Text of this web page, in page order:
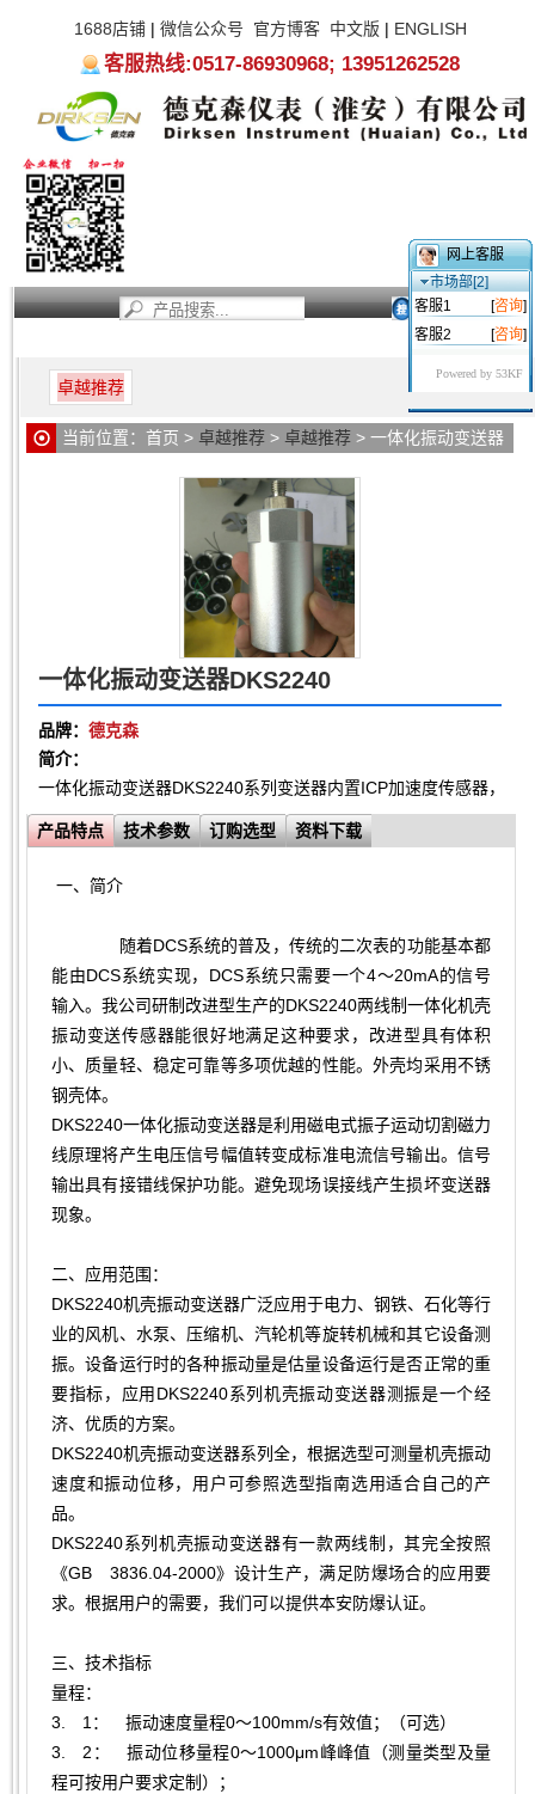
1688店铺| 微信公众号 官方博客 中文版 | ENGLISH
客服热线:0517-86930968; 13951262528
卓越推荐
当前位置： 首页 > 卓越推荐 > 卓越推荐 > 一体化振动变送器
一体化振动变送器DKS2240
品牌： 德克森
简介：
一体化振动变送器DKS2240系列变送器内置ICP加速度传感器，
产品特点 技术参数 订购选型 资料下载
一、 简介
随着DCS系统的普及，传统的二次表的功能基本都
能由DCS系统实现，DCS系统只需要一个4～20mA的信号
输入。我公司研制改进型生产的DKS2240两线制一体化机壳
振动变送传感器能很好地满足这种要求，改进型具有体积
小、质量轻、稳定可靠等多项优越的性能。外壳均采用不锈
钢壳体。
DKS2240一体化振动变送器是利用磁电式振子运动切割磁力
线原理将产生电压信号幅值转变成标准电流信号输出。信号
输出具有接错线保护功能。避免现场误接线产生损坏变送器
现象。
二、应用范围：
DKS2240机壳振动变送器广泛应用于电力、钢铁、石化等行
业的风机、水泵、压缩机、汽轮机等旋转机械和其它设备测
振。设备运行时的各种振动量是估量设备运行是否正常的重
要指标，应用DKS2240系列机壳振动变送器测振是一个经
济、优质的方案。
DKS2240机壳振动变送器系列全，根据选型可测量机壳振动
速度和振动位移，用户可参照选型指南选用适合自己的产
品。
DKS2240系列机壳振动变送器有一款两线制，其完全按照
《GB 3836.04-2000》设计生产，满足防爆场合的应用要
求。根据用户的需要，我们可以提供本安防爆认证。
三、技术指标
量程：
3. 1： 振动速度量程0～100mm/s有效值；（可选）
3. 2： 振动位移量程0～1000μm峰峰值（测量类型及量
程可按用户要求定制）；
网上客服
市场部[2]
客服1
[咨询]
客服2
[咨询]
Powered by 53KF